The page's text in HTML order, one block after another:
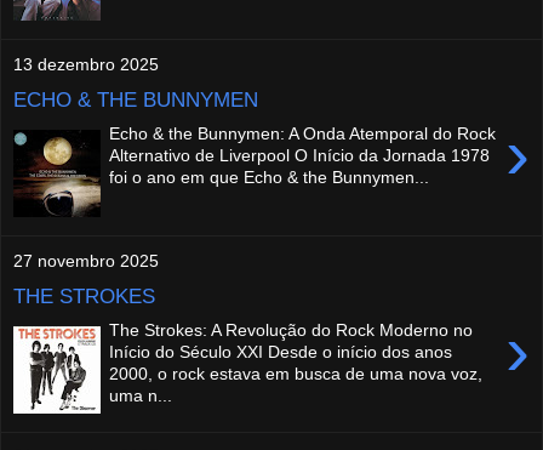
13 dezembro 2025
ECHO & THE BUNNYMEN
›
Echo & the Bunnymen: A Onda Atemporal do Rock
Alternativo de Liverpool O Início da Jornada 1978
foi o ano em que Echo & the Bunnymen...
27 novembro 2025
THE STROKES
›
The Strokes: A Revolução do Rock Moderno no
Início do Século XXI Desde o início dos anos
2000, o rock estava em busca de uma nova voz,
uma n...